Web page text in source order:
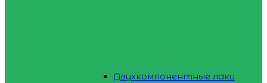
Двухкомпонентные лаки